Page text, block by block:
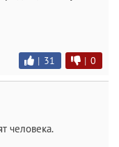
| 31 | 0
человека.